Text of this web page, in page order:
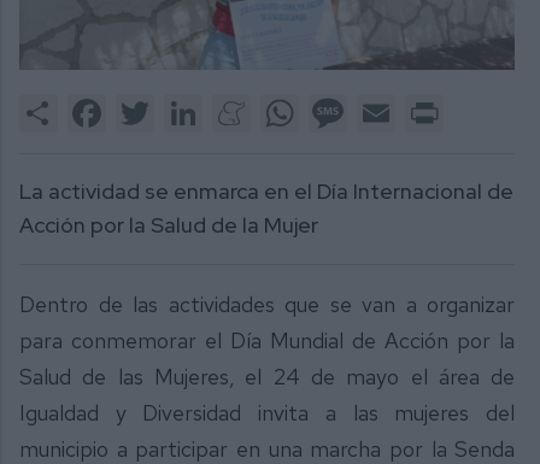
Share FacebookTwitter LinkedInMeneameWhatsAppMessage
Email
La actividad se enmarca en el Día Internacional de
Acción por la Salud de la Mujer
Dentro de las actividades que se van a organizar
para conmemorar el Día Mundial de Acción por la
Salud de las Mujeres, el 24 de mayo el área de
Igualdad y Diversidad invita a las mujeres del
municipio a participar en una marcha por la Senda